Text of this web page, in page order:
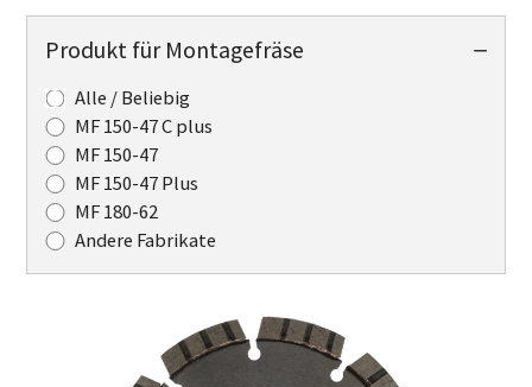
Produkt für Montagefräse
Alle / Beliebig
MF 150-47 C plus
MF 150-47
MF 150-47 Plus
MF 180-62
Andere Fabrikate